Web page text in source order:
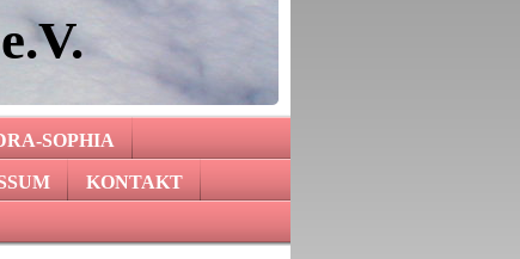
SOPHIA
KONTAKT